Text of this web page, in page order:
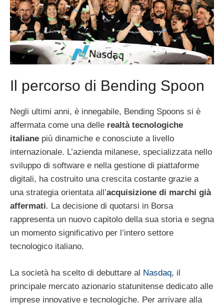
Il percorso di Bending Spoon
Negli ultimi anni, è innegabile, Bending Spoons si è
affermata come una delle realtà tecnologiche
italiane più dinamiche e conosciute a livello
internazionale. L’azienda milanese, specializzata nello
sviluppo di software e nella gestione di piattaforme
digitali, ha costruito una crescita costante grazie a
una strategia orientata all’acquisizione di marchi già
affermati. La decisione di quotarsi in Borsa
rappresenta un nuovo capitolo della sua storia e segna
un momento significativo per l’intero settore
tecnologico italiano.
La società ha scelto di debuttare al Nasdaq, il
principale mercato azionario statunitense dedicato alle
imprese innovative e tecnologiche. Per arrivare alla